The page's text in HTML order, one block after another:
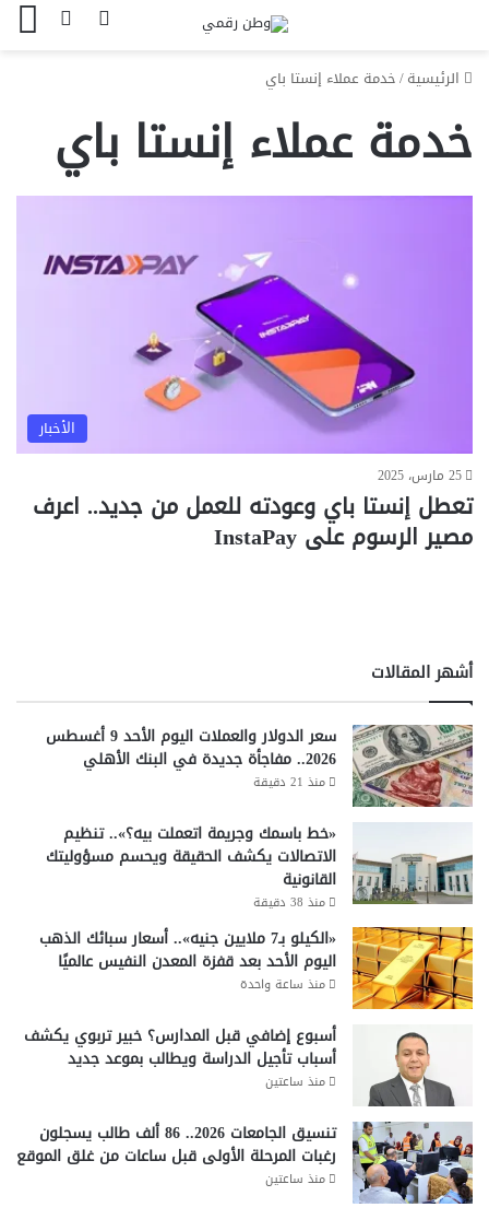
بحث عنالوضع
الرئيسية/خدمة عملاء إنستا باي
خدمة عملاء إنستا باي
الأخبار
25 مارس، 2025
تعطل إنستا باي وعودته للعمل من جديد.. اعرف
مصير الرسوم على InstaPay
أشهر المقالات
سعر الدولار والعملات اليوم الأحد 9 أغسطس
2026.. مفاجأة جديدة في البنك الأهلي
منذ 21 دقيقة
«خط باسمك وجريمة اتعملت بيه؟».. تنظيم
الاتصالات يكشف الحقيقة ويحسم مسؤوليتك
القانونية
منذ 38 دقيقة
«الكيلو بـ7 ملايين جنيه».. أسعار سبائك الذهب
اليوم الأحد بعد قفزة المعدن النفيس عالميًا
منذ ساعة واحدة
أسبوع إضافي قبل المدارس؟ خبير تربوي يكشف
أسباب تأجيل الدراسة ويطالب بموعد جديد
منذ ساعتين
تنسيق الجامعات 2026.. 86 ألف طالب يسجلون
رغبات المرحلة الأولى قبل ساعات من غلق الموقع
منذ ساعتين